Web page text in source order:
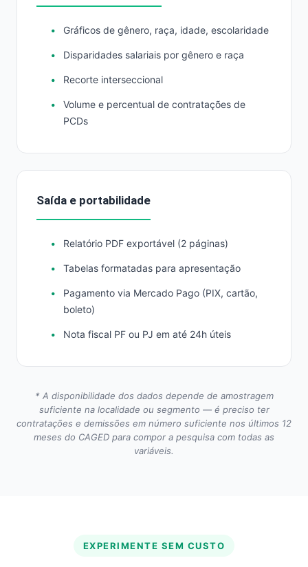
Gráficos de gênero, raça, idade, escolaridade
Disparidades salariais por gênero e raça
Recorte interseccional
Volume e percentual de contratações de
PCDs
Saída e portabilidade
Relatório PDF exportável (2 páginas)
Tabelas formatadas para apresentação
Pagamento via Mercado Pago (PIX, cartão,
boleto)
Nota fiscal PF ou PJ em até 24h úteis
* A disponibilidade dos dados depende de amostragem
suficiente na localidade ou segmento — é preciso ter
contratações e demissões em número suficiente nos últimos 12
meses do CAGED para compor a pesquisa com todas as
variáveis.
EXPERIMENTE SEM CUSTO